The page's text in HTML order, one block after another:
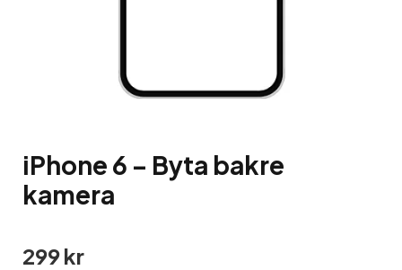
iPhone 6 – Byta bakre
kamera
299kr